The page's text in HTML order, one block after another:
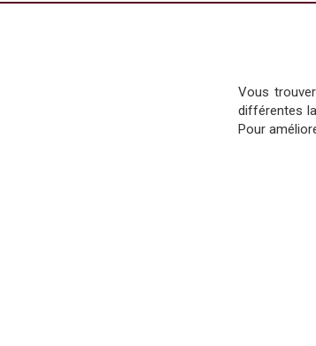
Vous
différentes
Pour